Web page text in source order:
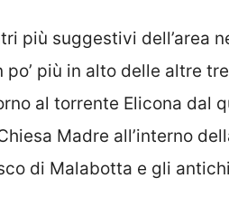
più suggestivi dell’area
più in alto delle altre
al torrente Elicona dal
Madre all’interno
di Malabotta e gli